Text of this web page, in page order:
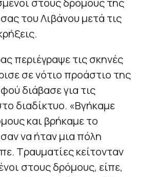
του Λιβάνου μετά τις
περιέγραψε τις σκηνές
σε νότιο προάστιο της
διάβασε για τις
διαδίκτυο. «Βγήκαμε
και βρήκαμε το
να ήταν μια πόλη
Τραυματίες κείτονταν
στους δρόμους, είπε,